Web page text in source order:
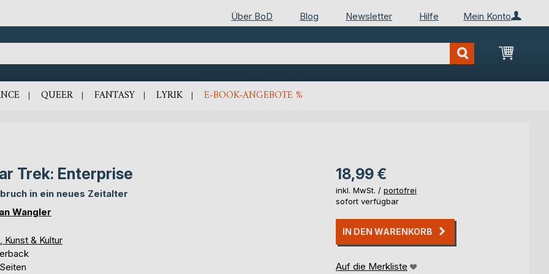
Mein Konto
Über BoD Blog Newsletter Hilfe
Mein
QUEER FANTASY LYRIK E-BOOK-ANGEBOTE %
Trek: Enterprise
in ein neues Zeitalter
Wangler
Kunst & Kultur
18,99 €
inkl. MwSt. / portofrei
sofort verfügbar
IN DEN WARENKORB
Auf die Merkliste